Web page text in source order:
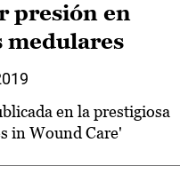
presión en
medulares
en la prestigiosa
in Wound Care'